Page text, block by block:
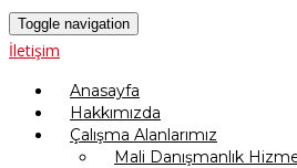
Toggle navigation
İletişim
Anasayfa
Hakkımızda
Çalışma Alanlarımız
Mali Danışmanlık